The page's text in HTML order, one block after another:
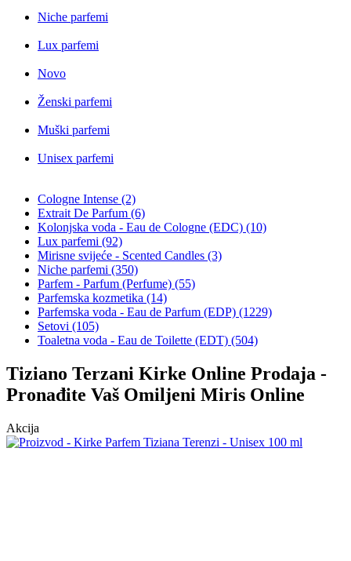
Niche parfemi
Lux parfemi
Novo
Ženski parfemi
Muški parfemi
Unisex parfemi
Cologne Intense (2)
Extrait De Parfum (6)
Kolonjska voda - Eau de Cologne (EDC) (10)
Lux parfemi (92)
Mirisne svijeće - Scented Candles (3)
Niche parfemi (350)
Parfem - Parfum (Perfume) (55)
Parfemska kozmetika (14)
Parfemska voda - Eau de Parfum (EDP) (1229)
Setovi (105)
Toaletna voda - Eau de Toilette (EDT) (504)
Tiziano Terzani Kirke Online Prodaja -
Pronađite Vaš Omiljeni Miris Online
Akcija